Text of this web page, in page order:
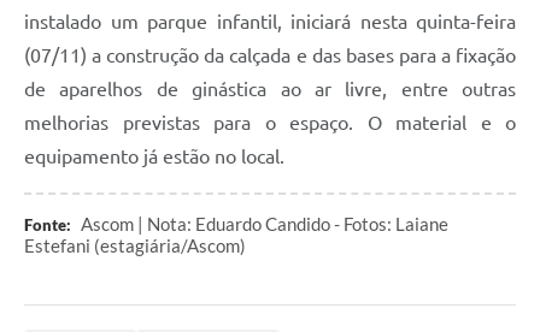
instalado um parque infantil, iniciará nesta quinta-feira
(07/11) a construção da calçada e das bases para a fixação
de aparelhos de ginástica ao ar livre, entre outras
melhorias previstas para o espaço. O material e o
equipamento já estão no local.
Fonte:
Ascom | Nota: Eduardo Candido - Fotos: Laiane
Estefani (estagiária/Ascom)